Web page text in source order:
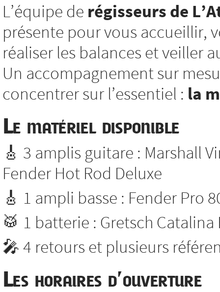
L’équipe de régisseurs de
présente pour vous accueillir,
réaliser les balances et veiller
Un accompagnement sur
concentrer sur l’essentiel : la
Le matériel disponible
🎸 3 amplis guitare : Marshall
Fender Hot Rod Deluxe
🎸 1 ampli basse : Fender Pro
🥁 1 batterie : Gretsch Catalina
🎤 4 retours et plusieurs
Les horaires d’ouverture